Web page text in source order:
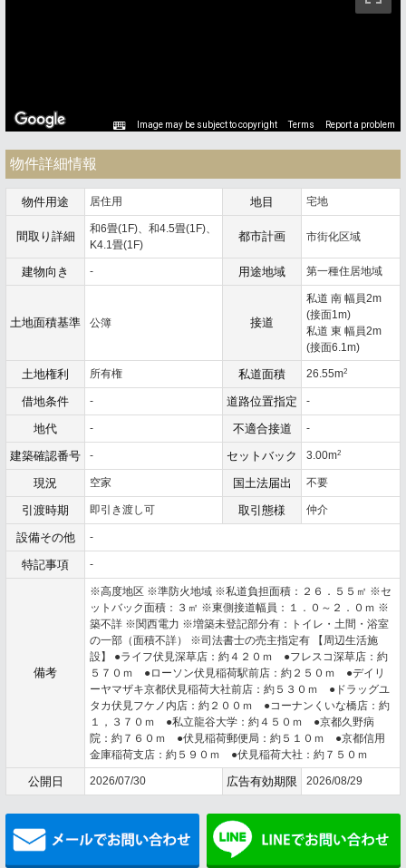
Image may be subject to copyright Terms Report a problem
物件詳細情報
物件用途 居住用 地目 宅地
間取り詳細
和6畳(1F)、和4.5畳(1F)、
K4.1畳(1F)
都市計画 市街化区域
建物向き - 用途地域 第一種住居地域
土地面積基準 公簿 接道
私道 南 幅員2m
(接面1m)
私道 東 幅員2m
(接面6.1m)
土地権利 所有権 私道面積 26.55m2
借地条件 - 道路位置指定 -
地代 - 不適合接道 -
建築確認番号 - セットバック 3.00m2
現況 空家 国土法届出 不要
引渡時期 即引き渡し可 取引態様 仲介
設備その他 -
特記事項 -
備考
※高度地区 ※準防火地域 ※私道負担面積：２６．５５㎡ ※セ
ットバック面積：３㎡ ※東側接道幅員：１．０～２．０ｍ ※
築不詳 ※関西電力 ※増築未登記部分有：トイレ・土間・浴室
の一部（面積不詳） ※司法書士の売主指定有 【周辺生活施
設】 ●ライフ伏見深草店：約４２０ｍ ●フレスコ深草店：約
５７０ｍ ●ローソン伏見稲荷駅前店：約２５０ｍ ●デイリ
ーヤマザキ京都伏見稲荷大社前店：約５３０ｍ ●ドラッグユ
タカ伏見フケノ内店：約２００ｍ ●コーナンくいな橋店：約
１，３７０ｍ ●私立龍谷大学：約４５０ｍ ●京都久野病
院：約７６０ｍ ●伏見稲荷郵便局：約５１０ｍ ●京都信用
金庫稲荷支店：約５９０ｍ ●伏見稲荷大社：約７５０ｍ
公開日 2026/07/30 広告有効期限 2026/08/29
メールでお問い合わせ